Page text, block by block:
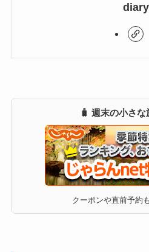
diary
🧳 週末の小さな
クーポンや直前予約